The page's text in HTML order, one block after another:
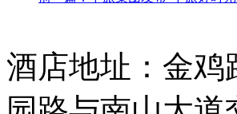
酒店地址：金鸡